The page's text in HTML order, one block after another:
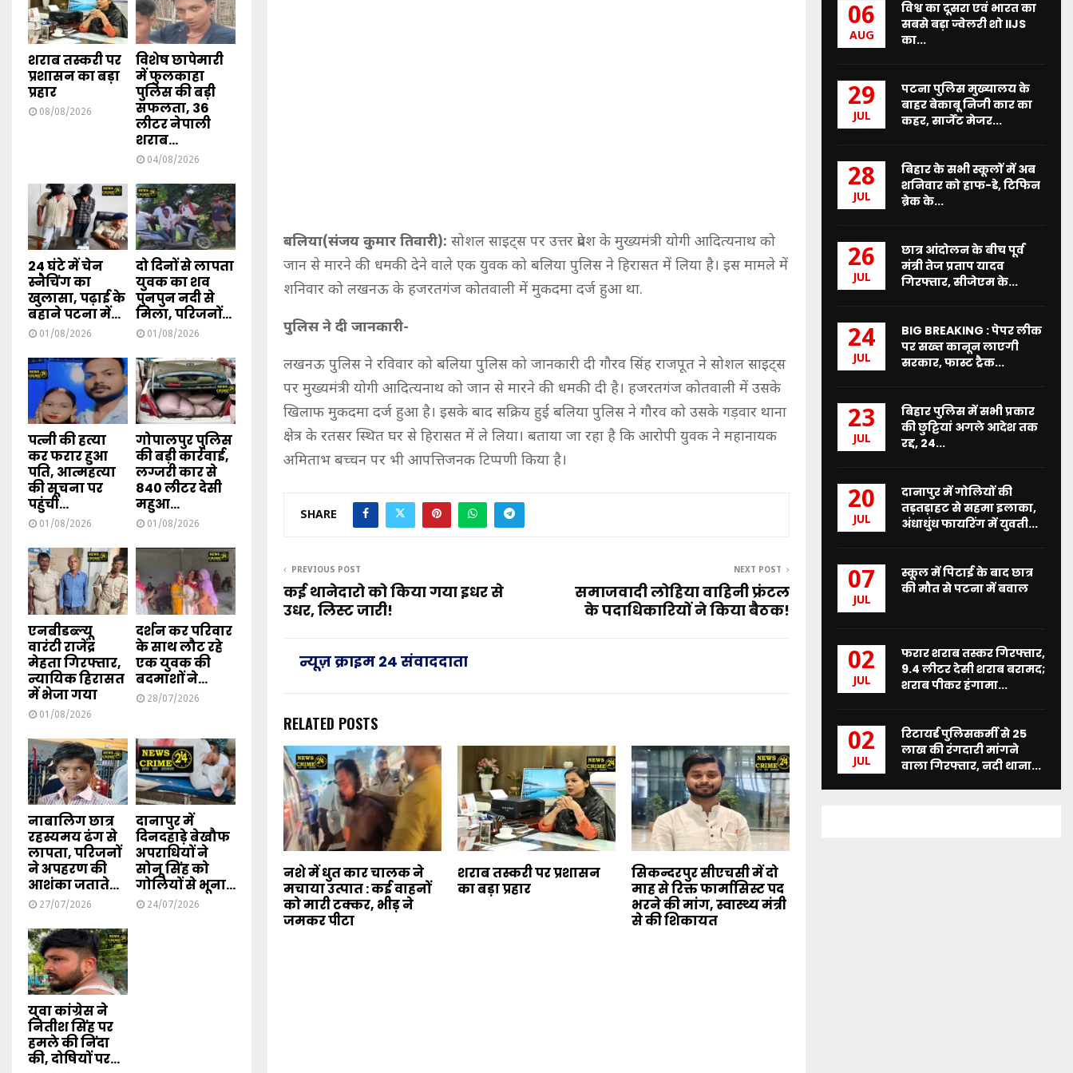
बलिया(संजय कुमार तिवारी): सोशल साइट्स पर उत्तर प्रदेश के मुख्यमंत्री योगी आदित्यनाथ को
जान से मारने की धमकी देने वाले एक युवक को बलिया पुलिस ने हिरासत में लिया है। इस मामले में
शनिवार को लखनऊ के हजरतगंज कोतवाली में मुकदमा दर्ज हुआ था.
पुलिस ने दी जानकारी-
लखनऊ पुलिस ने रविवार को बलिया पुलिस को जानकारी दी गौरव सिंह राजपूत ने सोशल साइट्स
पर मुख्यमंत्री योगी आदित्यनाथ को जान से मारने की धमकी दी है। हजरतगंज कोतवाली में उसके
खिलाफ मुकदमा दर्ज हुआ है। इसके बाद सक्रिय हुई बलिया पुलिस ने गौरव को उसके गड़वार थाना
क्षेत्र के रतसर स्थित घर से हिरासत में ले लिया। बताया जा रहा है कि आरोपी युवक ने महानायक
अमिताभ बच्चन पर भी आपत्तिजनक टिप्पणी किया है।
SHARE
PREVIOUS POST
कई थानेदारो को किया गया इधर से
उधर, लिस्ट जारी!
NEXT POST
समाजवादी लोहिया वाहिनी फ्रंटल
के पदाधिकारियों ने किया बैठक!
न्यूज़ क्राइम 24 संवाददाता
RELATED POSTS
नशे में धुत कार चालक ने
मचाया उत्पात : कई वाहनों
को मारी टक्कर, भीड़ ने
जमकर पीटा
शराब तस्करी पर प्रशासन
का बड़ा प्रहार
सिकन्दरपुर सीएचसी में दो
माह से रिक्त फार्मासिस्ट पद
भरने की मांग, स्वास्थ्य मंत्री
से की शिकायत
शराब तस्करी पर
प्रशासन का बड़ा
प्रहार
08/08/2026
विशेष छापेमारी
में फुलकाहा
पुलिस की बड़ी
सफलता, 36
लीटर नेपाली
शराब...
04/08/2026
24 घंटे में चेन
स्नैचिंग का
खुलासा, पढ़ाई के
बहाने पटना में...
01/08/2026
दो दिनों से लापता
युवक का शव
पुनपुन नदी से
मिला, परिजनों...
01/08/2026
पत्नी की हत्या
कर फरार हुआ
पति, आत्महत्या
की सूचना पर
पहुंची...
01/08/2026
गोपालपुर पुलिस
की बड़ी कार्रवाई,
लग्जरी कार से
840 लीटर देसी
महुआ...
01/08/2026
एनबीडब्ल्यू
वारंटी राजेंद्र
मेहता गिरफ्तार,
न्यायिक हिरासत
में भेजा गया
01/08/2026
दर्शन कर परिवार
के साथ लौट रहे
एक युवक की
बदमाशों ने...
28/07/2026
नाबालिग छात्र
रहस्यमय ढंग से
लापता, परिजनों
ने अपहरण की
आशंका जताते...
27/07/2026
दानापुर में
दिनदहाड़े बेखौफ
अपराधियों ने
सोनू सिंह को
गोलियों से भूना...
24/07/2026
युवा कांग्रेस ने
नितीश सिंह पर
हमले की निंदा
की, दोषियों पर...
06
AUG
विश्व का दूसरा एवं भारत का
सबसे बड़ा ज्वेलरी शो IIJS
का...
29
JUL
पटना पुलिस मुख्यालय के
बाहर बेकाबू निजी कार का
कहर, सार्जेंट मेजर...
28
JUL
बिहार के सभी स्कूलों में अब
शनिवार को हाफ-डे, टिफिन
ब्रेक के...
26
JUL
छात्र आंदोलन के बीच पूर्व
मंत्री तेज प्रताप यादव
गिरफ्तार, सीजेएम के...
24
JUL
BIG BREAKING : पेपर लीक
पर सख्त कानून लाएगी
सरकार, फास्ट ट्रैक...
23
JUL
बिहार पुलिस में सभी प्रकार
की छुट्टियां अगले आदेश तक
रद्द, 24...
20
JUL
दानापुर में गोलियों की
तड़तड़ाहट से सहमा इलाका,
अंधाधुंध फायरिंग में युवती...
07
JUL
स्कूल में पिटाई के बाद छात्र
की मौत से पटना में बवाल
02
JUL
फरार शराब तस्कर गिरफ्तार,
9.4 लीटर देसी शराब बरामद;
शराब पीकर हंगामा...
02
JUL
रिटायर्ड पुलिसकर्मी से 25
लाख की रंगदारी मांगने
वाला गिरफ्तार, नदी थाना...